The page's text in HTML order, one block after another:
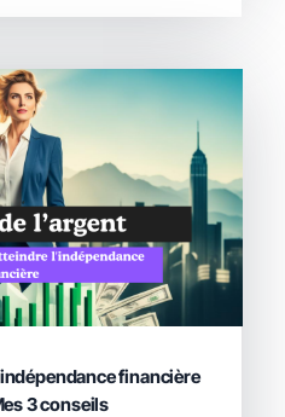
financière
3 conseils